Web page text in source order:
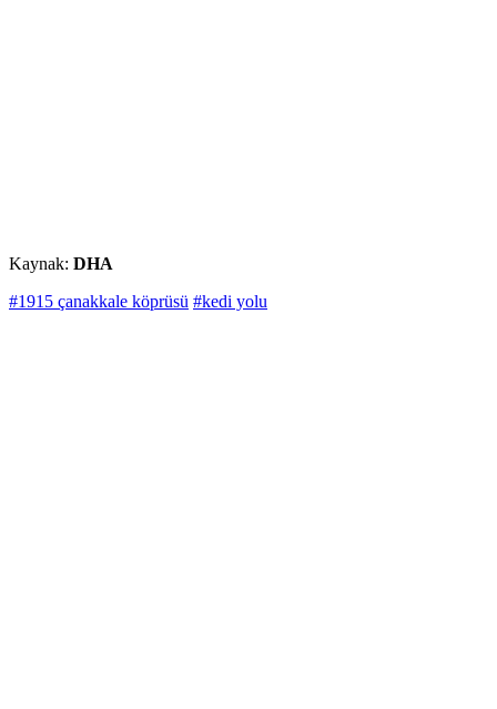
Kaynak: DHA
#1915 çanakkale köprüsü #kedi yolu